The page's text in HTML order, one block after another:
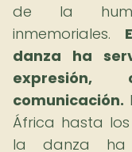
de la
inmemoriales.
danza ha
comunicación.
África hasta
la danza ha